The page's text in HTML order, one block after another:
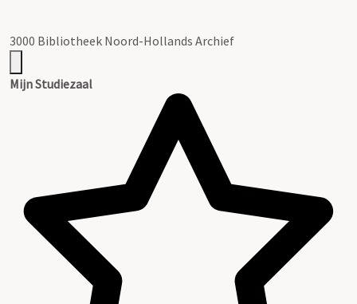
3000 Bibliotheek Noord-Hollands Archief
Mijn Studiezaal